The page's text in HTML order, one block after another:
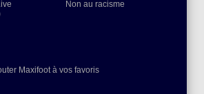
Non au racisme
Maxifoot à vos favoris